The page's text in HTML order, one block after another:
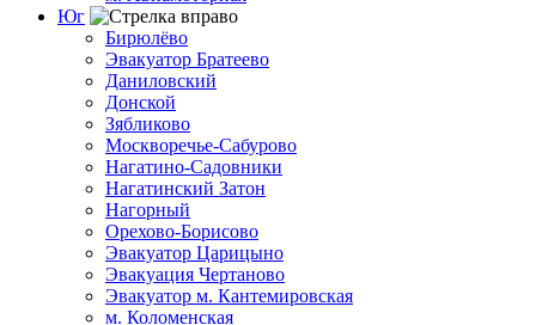
Юг
Бирюлёво
Эвакуатор Братеево
Даниловский
Донской
Зябликово
Москворечье-Сабурово
Нагатино-Садовники
Нагатинский Затон
Нагорный
Орехово-Борисово
Эвакуатор Царицыно
Эвакуация Чертаново
Эвакуатор м. Кантемировская
м. Коломенская